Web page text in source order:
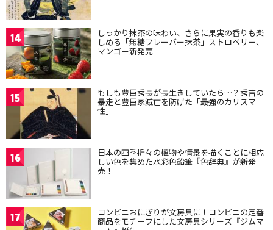
14 しっかり抹茶の味わい、さらに果実の香りも楽
しめる「無糖フレーバー抹茶」ストロベリー、
マンゴー新発売
15 もしも豊臣秀長が長生きしていたら…？秀吉の
暴走と豊臣家滅亡を防げた「最強のカリスマ
性」
16 日本の四季折々の植物や情景を描くことに相応
しい色を集めた水彩色鉛筆『色辞典』が新発
売！
17 コンビニおにぎりが文房具に！コンビニの定番
商品をモチーフにした文房具シリーズ『ジムマ